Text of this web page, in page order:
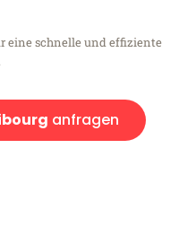
eine schnelle und effiziente
anfragen